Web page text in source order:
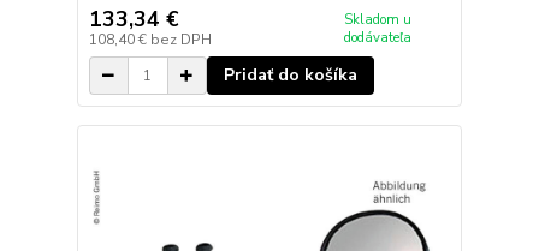
133,34 €
108,40 € bez DPH
Skladom u
dodávateľa
Pridať do košíka